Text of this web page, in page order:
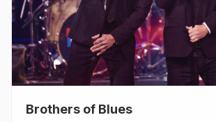
Brothers of Blues